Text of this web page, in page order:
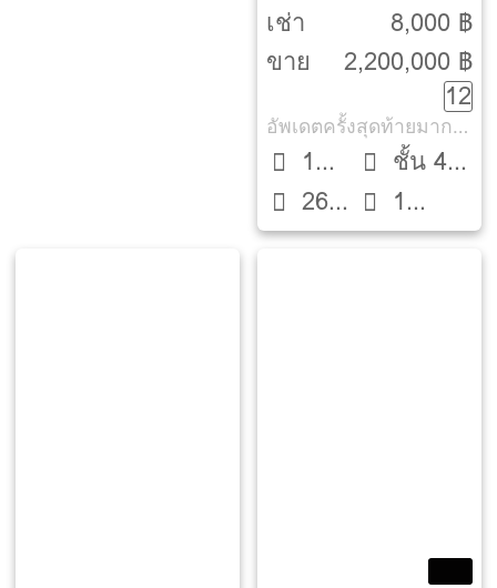
พระราม 2 [J
Condo Rama 2]
เช่า
8,000 ฿
ขาย
2,200,000 ฿
12
อัพเดตครั้งสุดท้ายมากกว่า 30 วัน
1
Bed26
ตรม.
ชั้น 4
ตึก B
1
ห้องน้ำ